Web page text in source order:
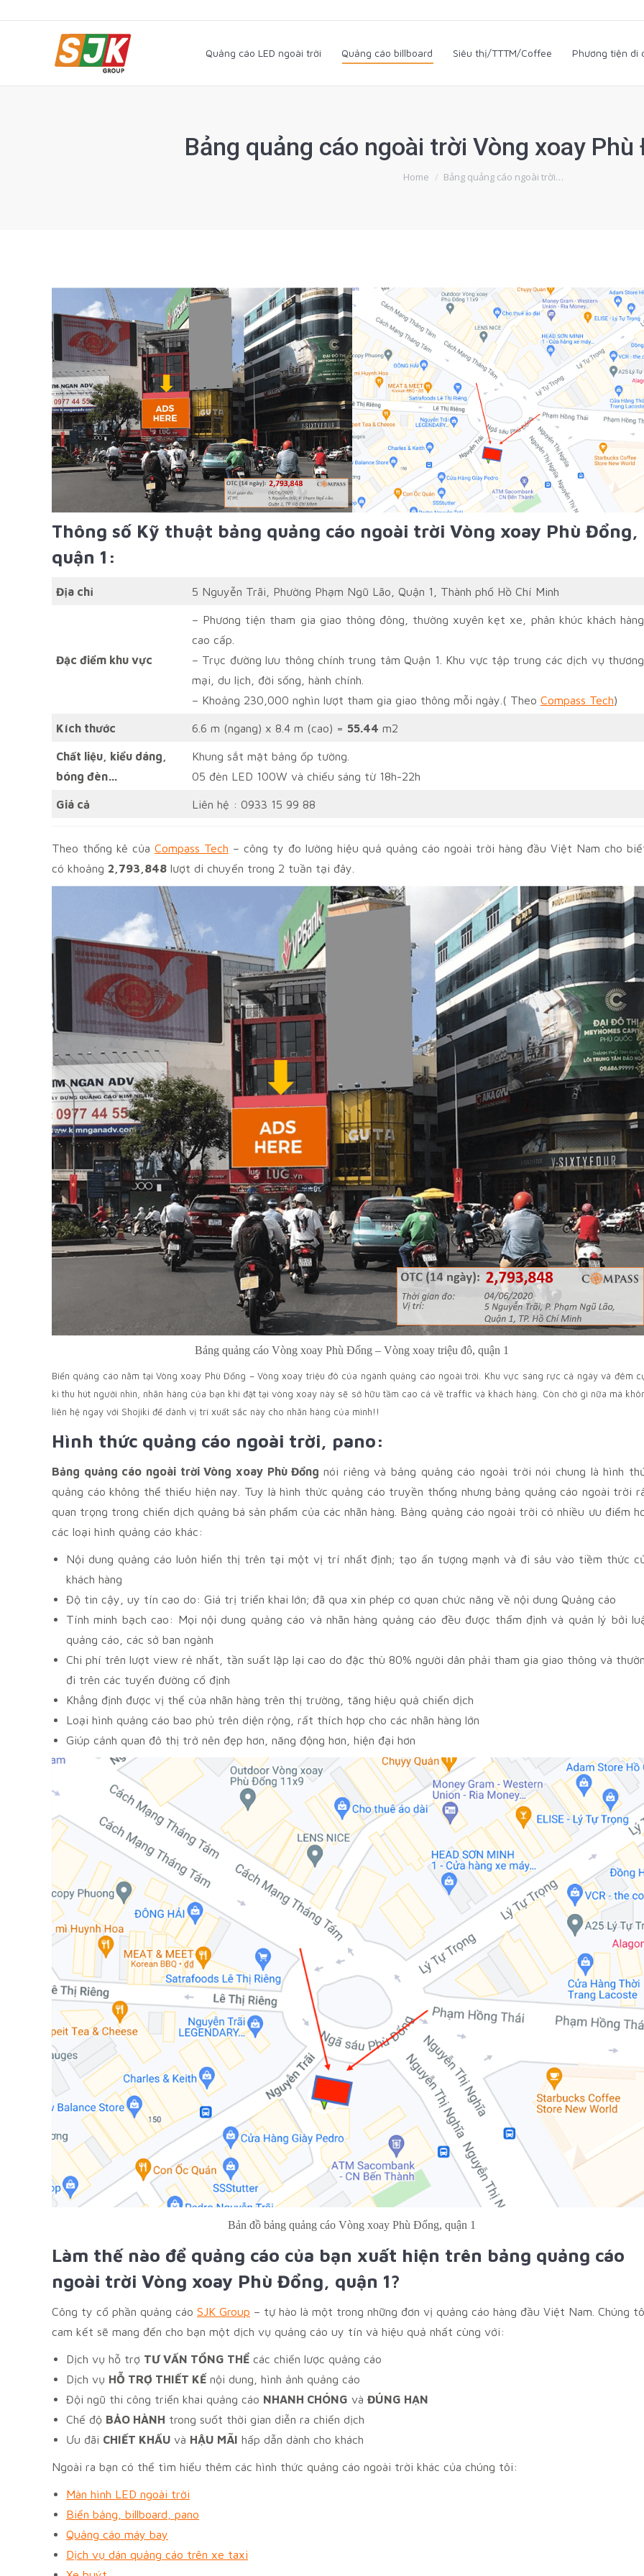
Quảng cáo LED ngoài trời Quảng cáo billboard Siêu thị/TTTM/Coffee Phương tiện di
Bảng quảng cáo ngoài trời Vòng xoay Phù
You are here:
Home Bảng quảng cáo ngoài trời…
Thông số Kỹ thuật bảng quảng cáo ngoài trời Vòng xoay Phù Đổng,
quận 1:
Địa chỉ 5 Nguyễn Trãi, Phường Phạm Ngũ Lão, Quận 1, Thành phố Hồ Chí Minh
Đặc điểm khu vực
– Phương tiện tham gia giao thông đông, thường xuyên kẹt xe, phân khúc khách hàng
cao cấp.
– Trục đường lưu thông chính trung tâm Quận 1. Khu vực tập trung các dịch vụ thương
mại, du lịch, đời sống, hành chính.
– Khoảng 230,000 nghìn lượt tham gia giao thông mỗi ngày.( Theo Compass Tech)
Kích thước 6.6 m (ngang) x 8.4 m (cao) = 55.44 m2
Chất liệu, kiểu dáng,
bóng đèn…
Khung sắt mặt bảng ốp tường.
05 đèn LED 100W và chiếu sáng từ 18h-22h
Giá cả Liên hệ : 0933 15 99 88
Theo thống kê của Compass Tech – công ty đo lường hiệu quả quảng cáo ngoài trời hàng đầu Việt Nam cho
có khoảng 2,793,848 lượt di chuyển trong 2 tuần tại đây.
Bảng quảng cáo Vòng xoay Phù Đổng – Vòng xoay triệu đô, quận 1
Biển quảng cáo nằm tại Vòng xoay Phù Đổng – Vòng xoay triệu đô của ngành quảng cáo ngoài trời. Khu vực sáng rực cả ngày và đêm
kì thu hút người nhìn, nhãn hàng của bạn khi đặt tại vòng xoay này sẽ sở hữu tầm cao cả về traffic và khách hàng. Còn chờ gì nữa mà
liên hệ ngay với Shojiki để dành vị trí xuất sắc này cho nhãn hàng của mình!!
Hình thức quảng cáo ngoài trời, pano:
Bảng quảng cáo ngoài trời Vòng xoay Phù Đổng nói riêng và bảng quảng cáo ngoài trời nói chung là hình
quảng cáo không thể thiếu hiện nay. Tuy là hình thức quảng cáo truyền thống nhưng bảng quảng cáo ngoài trời
quan trọng trong chiến dịch quảng bá sản phẩm của các nhãn hàng. Bảng quảng cáo ngoài trời có nhiều ưu điểm
các loại hình quảng cáo khác:
Nội dung quảng cáo luôn hiển thị trên tại một vị trí nhất định; tạo ấn tượng mạnh và đi sâu vào tiềm thức
khách hàng
Độ tin cậy, uy tín cao do: Giá trị triển khai lớn; đã qua xin phép cơ quan chức năng về nội dung Quảng cáo
Tính minh bạch cao: Mọi nội dung quảng cáo và nhãn hàng quảng cáo đều được thẩm định và quản lý bởi
quảng cáo, các sở ban ngành
Chi phí trên lượt view rẻ nhất, tần suất lặp lại cao do đặc thù 80% người dân phải tham gia giao thông và
đi trên các tuyến đường cố định
Khẳng định được vị thế của nhãn hàng trên thị trường, tăng hiệu quả chiến dịch
Loại hình quảng cáo bao phủ trên diện rộng, rất thích hợp cho các nhãn hàng lớn
Giúp cảnh quan đô thị trở nên đẹp hơn, năng động hơn, hiện đại hơn
Bản đồ bảng quảng cáo Vòng xoay Phù Đổng, quận 1
Làm thế nào để quảng cáo của bạn xuất hiện trên bảng quảng cáo
ngoài trời Vòng xoay Phù Đổng, quận 1?
Công ty cổ phần quảng cáo SJK Group – tự hào là một trong những đơn vị quảng cáo hàng đầu Việt Nam. Chúng
cam kết sẽ mang đến cho bạn một dịch vụ quảng cáo uy tín và hiệu quả nhất cùng với:
Dịch vụ hỗ trợ TƯ VẤN TỔNG THỂ các chiến lược quảng cáo
Dịch vụ HỖ TRỢ THIẾT KẾ nội dung, hình ảnh quảng cáo
Đội ngũ thi công triển khai quảng cáo NHANH CHÓNG và ĐÚNG HẠN
Chế độ BẢO HÀNH trong suốt thời gian diễn ra chiến dịch
Ưu đãi CHIẾT KHẤU và HẬU MÃI hấp dẫn dành cho khách
Ngoài ra bạn có thể tìm hiểu thêm các hình thức quảng cáo ngoài trời khác của chúng tôi:
Màn hình LED ngoài trời
Biển bảng, billboard, pano
Quảng cáo máy bay
Dịch vụ dán quảng cáo trên xe taxi
Quảng cáo LED ngoài trời Quảng cáo billboard Siêu thị/TTTM/Coffee Phương tiện